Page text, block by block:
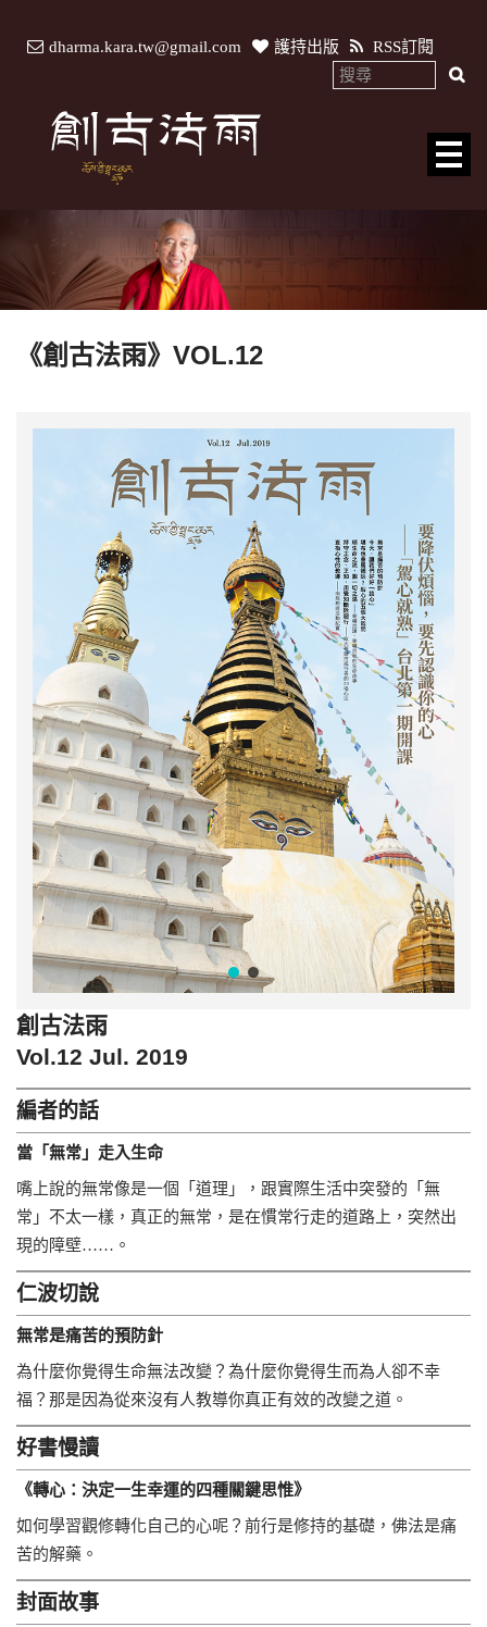
dharma.kara.tw@gmail.com 護持出版 RSS訂閱
《創古法雨》VOL.12
創古法雨
Vol.12 Jul. 2019
編者的話
當「無常」走入生命
嘴上說的無常像是一個「道理」，跟實際生活中突發的「無
常」不太一樣，真正的無常，是在慣常行走的道路上，突然出
現的障壁……。
仁波切說
無常是痛苦的預防針
為什麼你覺得生命無法改變？為什麼你覺得生而為人卻不幸
福？那是因為從來沒有人教導你真正有效的改變之道。
好書慢讀
《轉心：決定一生幸運的四種關鍵思惟》
如何學習觀修轉化自己的心呢？前行是修持的基礎，佛法是痛
苦的解藥。
封面故事